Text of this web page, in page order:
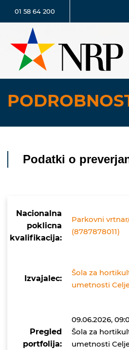
01 58 64 200
Podatki o
Nacionalna
poklicna
kvalifikacija:
Parkovni
(8787878011)
Izvajalec:
Šola za
umetnosti
Pregled
portfolija:
09.06.2026,
Šola za
umetnosti